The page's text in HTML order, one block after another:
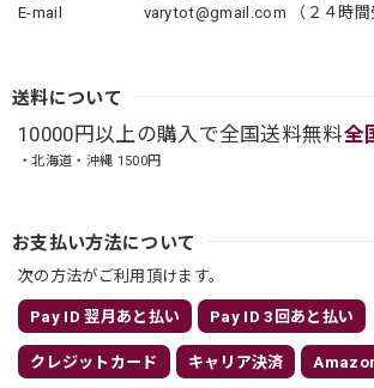
E-mail
varytot@gmail.com （２４時間
送料について
10000円以上の購入で全国送料無料全
・北海道・沖縄 1500円
お支払い方法について
次の方法がご利用頂けます。
Pay ID 翌月あと払い Pay ID 3回あと払い
クレジットカード キャリア決済